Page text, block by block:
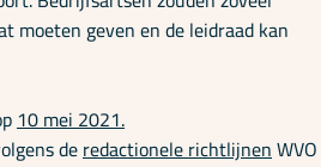
moeten geven en de leidraad kan
10 mei 2021.
deredactionele richtlijnenWVO